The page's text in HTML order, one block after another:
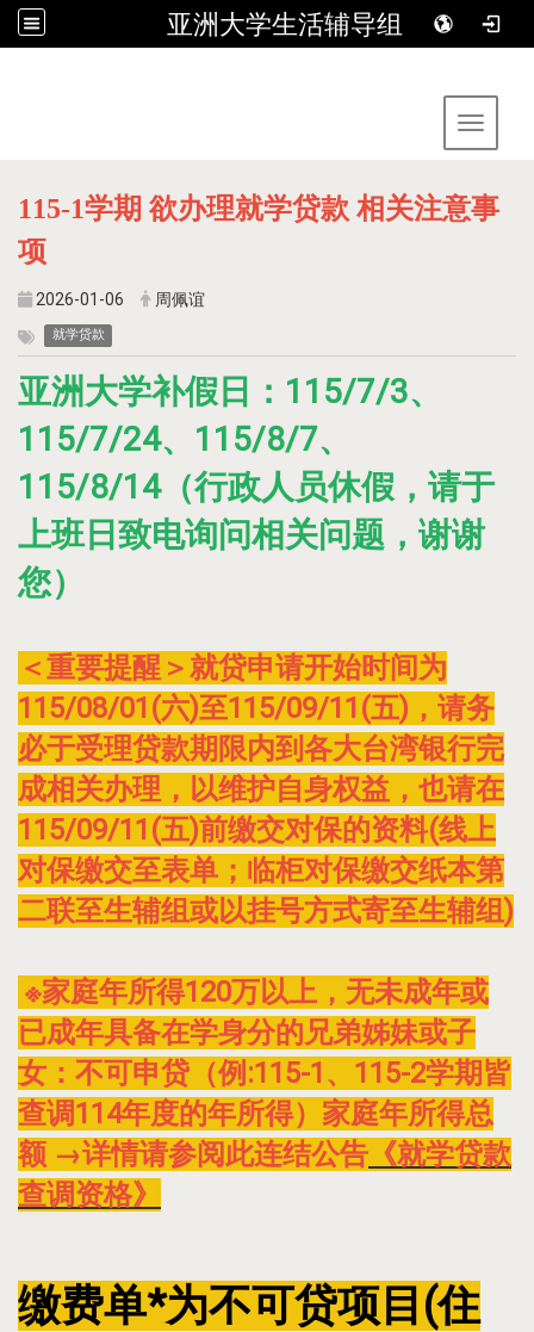
亚洲大学生活辅导组
Toggle
115-1学期 欲办理就学贷款 相关注意事
项
2026-01-06 周佩谊
就学贷款
亚洲大学补假日：115/7/3、
115/7/24、115/8/7、
115/8/14（行政人员休假，请于
上班日致电询问相关问题，谢谢
您）
＜重要提醒＞就贷申请开始时间为
115/08/01(六)至115/09/11(五)，请务
必于受理贷款期限内到各大台湾银行完
成相关办理，以维护自身权益，也请在
115/09/11(五)前缴交对保的资料(线上
对保缴交至表单；临柜对保缴交纸本第
二联至生辅组或以挂号方式寄至生辅组)
※家庭年所得120万以上，无未成年或
已成年具备在学身分的兄弟姊妹或子
女：不可申贷（例:115-1、115-2学期皆
查调114年度的年所得）家庭年所得总
额 →详情请参阅此连结公告 《就学贷款
查调资格》
缴费单*为不可贷项目(住